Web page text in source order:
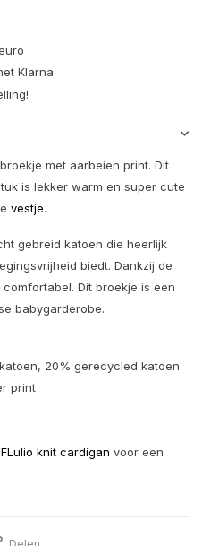
Klarna
met aarbeien print. Dit
is lekker warm en super cute
vestje.
gebreid katoen die heerlijk
biedt. Dankzij de
Dit broekje is een
babygarderobe.
20% gerecycled katoen
print
knit cardigan voor een